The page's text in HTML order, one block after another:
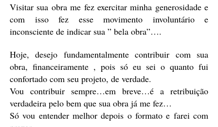
Visitar sua obra me fez exercitar minha generosidade e
com isso fez esse movimento involuntário e
inconsciente de indicar sua ” bela obra”….
Hoje, desejo fundamentalmente contribuir com sua
obra, financeiramente , pois só eu sei o quanto fui
confortado com seu projeto, de verdade.
Vou contribuir sempre…em breve…é a retribuição
verdadeira pelo bem que sua obra já me fez…
Só vou entender melhor depois o formato e farei com